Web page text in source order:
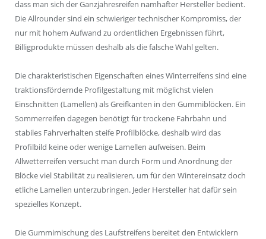
dass man sich der Ganzjahresreifen namhafter Hersteller bedient.
Die Allrounder sind ein schwieriger technischer Kompromiss, der
nur mit hohem Aufwand zu ordentlichen Ergebnissen führt,
Billigprodukte müssen deshalb als die falsche Wahl gelten.
Die charakteristischen Eigenschaften eines Winterreifens sind eine
traktionsfördernde Profilgestaltung mit möglichst vielen
Einschnitten (Lamellen) als Greifkanten in den Gummiblöcken. Ein
Sommerreifen dagegen benötigt für trockene Fahrbahn und
stabiles Fahrverhalten steife Profilblöcke, deshalb wird das
Profilbild keine oder wenige Lamellen aufweisen. Beim
Allwetterreifen versucht man durch Form und Anordnung der
Blöcke viel Stabilität zu realisieren, um für den Wintereinsatz doch
etliche Lamellen unterzubringen. Jeder Hersteller hat dafür sein
spezielles Konzept.
Die Gummimischung des Laufstreifens bereitet den Entwicklern